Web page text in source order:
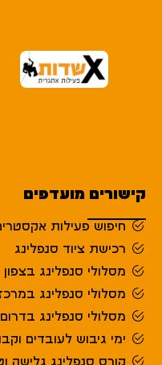
קישורים מועדפים
חיפוש פעילות
רכישת ציוד סנפלינג
מסלולי סנפלינג בצפון
מסלולי סנפלינג
מסלולי סנפלינג בדרום
ימי גיבוש לעובדים